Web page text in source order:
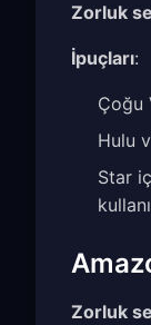
Zorluk
İpuçları:
Çoğu
Hulu
Star
Zorluk